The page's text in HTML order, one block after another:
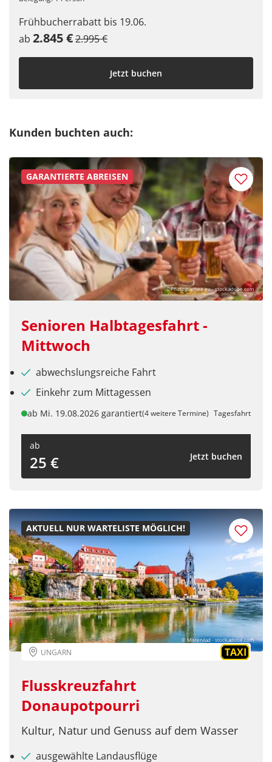
Facebook
Twitter
WhatsApp
Telegram
per E-Mail senden
Link kopieren
Frühbucherrabatt bis 19.06.
ab 2.845 €2.995 €
Jetzt buchen
Kunden buchten auch:
GARANTIERTE ABREISEN
©Photographee.eu - stock.adobe.com
Senioren Halbtagesfahrt -
Mittwoch
abwechslungsreiche Fahrt
Einkehr zum Mittagessen
ab Mi. 19.08.2026 garantiert(4 weitere Termine) Tagesfahrt
ab
25 € Jetzt buchen
AKTUELL NUR WARTELISTE MÖGLICH!
© Mistervlad - stock.adobe.com
UNGARN TAXI
Flusskreuzfahrt
Donaupotpourri
Kultur, Natur und Genuss auf dem Wasser
ausgewählte Landausflüge